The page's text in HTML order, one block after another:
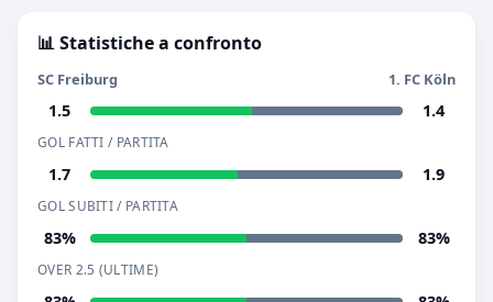
📊 Statistiche a confronto
SC Freiburg 1. FC Köln
1.5 1.4
GOL FATTI / PARTITA
1.7 1.9
GOL SUBITI / PARTITA
83% 83%
OVER 2.5 (ULTIME)